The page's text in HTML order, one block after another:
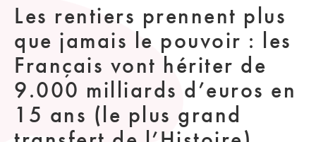
Les rentiers prennent plus
que jamais le pouvoir : les
Français vont hériter de
9.000 milliards d’euros en
15 ans (le plus grand